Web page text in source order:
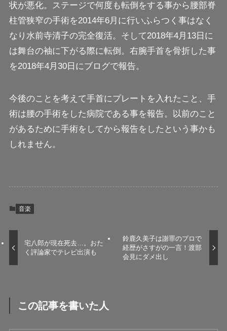
状が悪化。ステージで何度も転倒をする事から腰部脊
柱管狭窄の手術を2014年6月に行いふらつく事はなく
なり水前寺清子の完全復活。 そして2018年4月13日に
は舞台の袖に下がる際に転倒。右腕手首を骨折した事
を2018年4月30日にブログで報告。
今後のことを考えて手首にプレートを入れたこと、手
術は腰の手術をした病院である事を報告。以前のこと
があるために手術をしてから報告をしたという事かも
しれません。
音楽
宅八郎が現在死去…。おた
く評論家でテレビ出演も
鈴鹿久美子は謝罪のプロで
経歴がさすがの一言！渡部
会見にダメ出し
この記事を書いた人